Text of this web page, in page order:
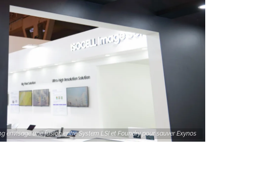
envisage une fusion entre System LSI et Foundry pour sauver Exynos